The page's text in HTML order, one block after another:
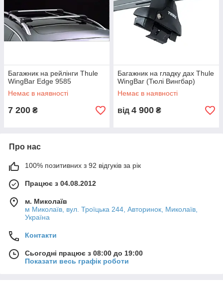
Багажник на рейлінги Thule
WingBar Edge 9585
Немає в наявності
7 200 ₴
Багажник на гладку дах Thule
WingBar (Тюлі Вингбар)
Немає в наявності
від 4 900 ₴
Про нас
100% позитивних з 92 відгуків за рік
Працює з 04.08.2012
м. Миколаїв
м Миколаїв, вул. Троїцька 244, Авторинок, Миколаїв,
Україна
Контакти
Сьогодні працює з 08:00 до 19:00
Показати весь графік роботи